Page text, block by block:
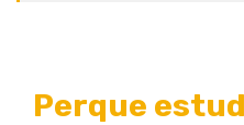
Perque